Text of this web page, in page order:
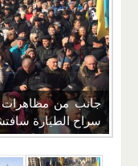
جانب من مظاهرات
سراح الطيارة